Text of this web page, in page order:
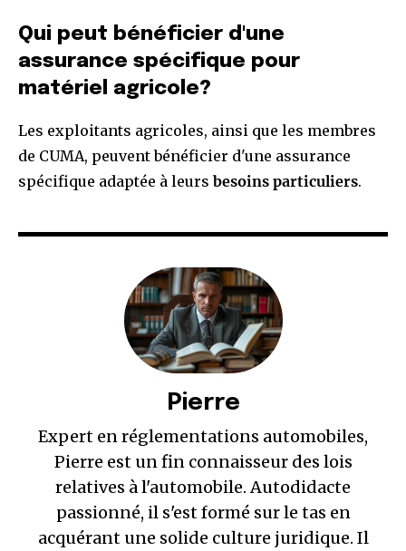
Qui peut bénéficier d'une
assurance spécifique pour
matériel agricole?
Les exploitants agricoles, ainsi que les membres
de CUMA, peuvent bénéficier d'une assurance
spécifique adaptée à leurs besoins particuliers.
Pierre
Expert en réglementations automobiles,
Pierre est un fin connaisseur des lois
relatives à l'automobile. Autodidacte
passionné, il s'est formé sur le tas en
acquérant une solide culture juridique. Il